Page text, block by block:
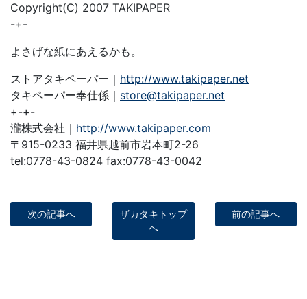
Copyright(C) 2007 TAKIPAPER
-+-
よさげな紙にあえるかも。
ストアタキペーパー｜ http://www.takipaper.net
タキペーパー奉仕係｜ store@takipaper.net
+-+-
瀧株式会社｜ http://www.takipaper.com
〒915-0233 福井県越前市岩本町2-26
tel:0778-43-0824 fax:0778-43-0042
次の記事へ
ザカタキトップ
へ
前の記事へ